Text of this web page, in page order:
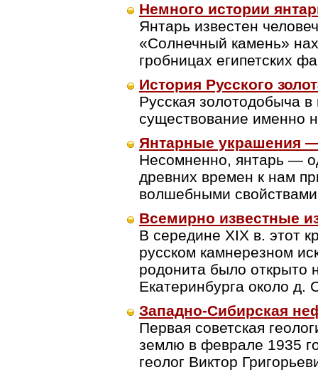
Немного истории
Янтарь известен
«Солнечный камень»
гробницах египетских
История Русского
Русская золотодобыча
существование именно
Янтарные украшения
Несомненно, янтарь —
древних времен к нам
волшебными
Всемирно известные
В середине XIX в. этот
русском камнерезном
родонита было открыто
Екатеринбурга около д.
Западно-Сибирская
Первая советская
землю в феврале 1935
геолог Виктор